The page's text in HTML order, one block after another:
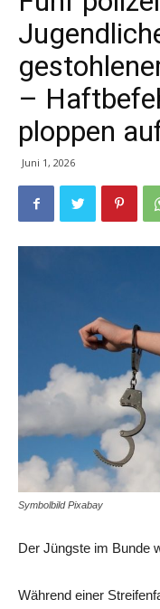
–
ploppen
Juni 1, 2026
Symbolbild Pixabay
Der Jüngste im Bunde
Während einer